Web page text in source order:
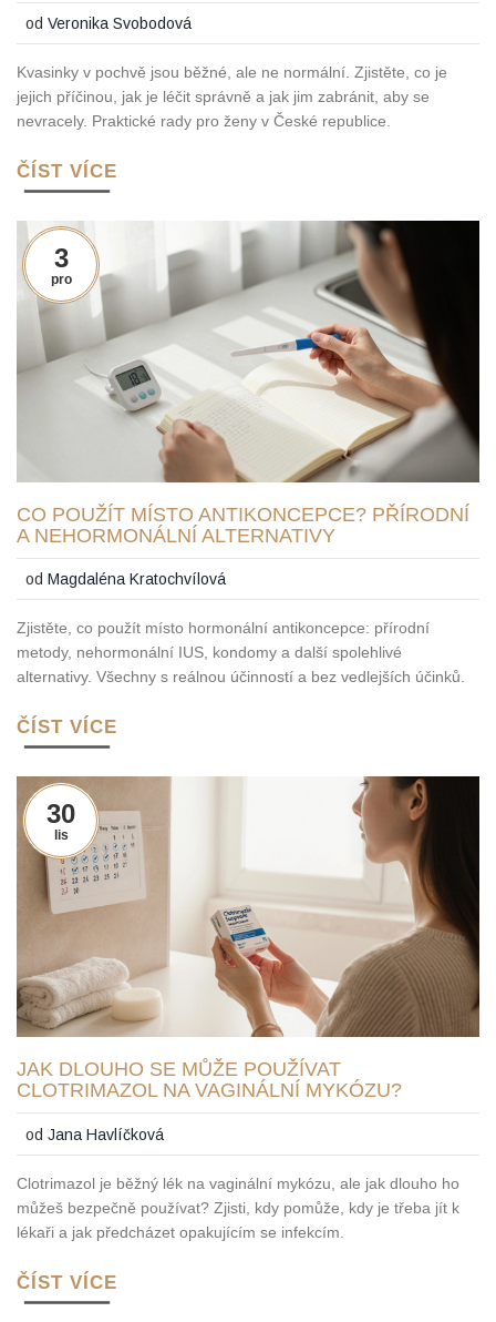
odVeronika Svobodová
Kvasinky v pochvě jsou běžné, ale ne normální. Zjistěte, co je
jejich příčinou, jak je léčit správně a jak jim zabránit, aby se
nevracely. Praktické rady pro ženy v České republice.
ČÍST VÍCE
3
pro
CO POUŽÍT MÍSTO ANTIKONCEPCE? PŘÍRODNÍ
A NEHORMONÁLNÍ ALTERNATIVY
odMagdaléna Kratochvílová
Zjistěte, co použít místo hormonální antikoncepce: přírodní
metody, nehormonální IUS, kondomy a další spolehlivé
alternativy. Všechny s reálnou účinností a bez vedlejších účinků.
ČÍST VÍCE
30
lis
JAK DLOUHO SE MŮŽE POUŽÍVAT
CLOTRIMAZOL NA VAGINÁLNÍ MYKÓZU?
odJana Havlíčková
Clotrimazol je běžný lék na vaginální mykózu, ale jak dlouho ho
můžeš bezpečně používat? Zjisti, kdy pomůže, kdy je třeba jít k
lékaři a jak předcházet opakujícím se infekcím.
ČÍST VÍCE